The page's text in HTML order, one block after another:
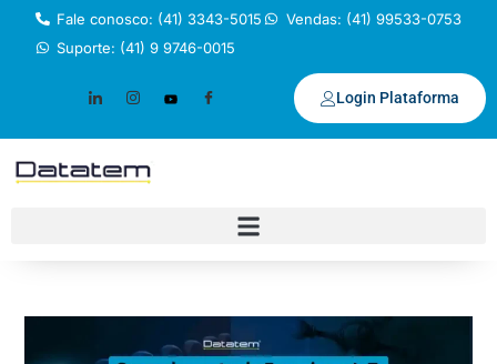
Fale conosco: (41) 3343-5015
Vendas: (41) 99533-0753
Suporte: (41) 9 9746-0015
Login Plataforma